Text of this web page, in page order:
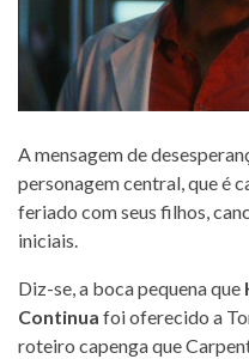
A mensagem de
personagem central, que é
feriado com seus filhos,
iniciais.
Diz-se, a boca pequena que
Continua foi oferecido a
roteiro capenga que